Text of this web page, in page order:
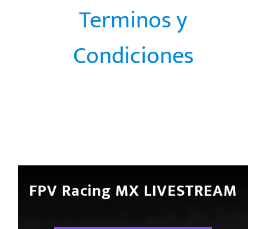
CARRERAS
COMUNIDAD
SOBRE NOSOTROS
Terminos y
Condiciones
FPV Racing MX LIVESTREAM